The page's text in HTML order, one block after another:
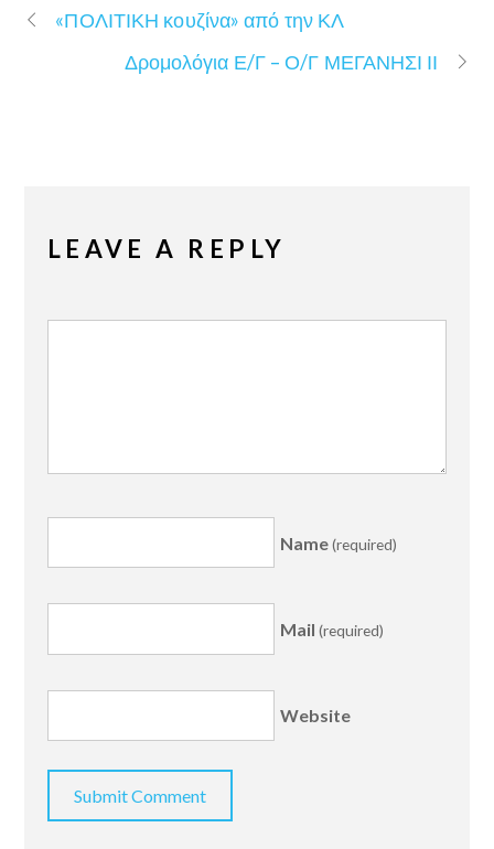
«ΠΟΛΙΤΙΚΗ κουζίνα» από την ΚΛ
Δρομολόγια Ε/Γ – Ο/Γ ΜΕΓΑΝΗΣΙ ΙΙ
LEAVE A REPLY
Name(required)
Mail (required)
Website